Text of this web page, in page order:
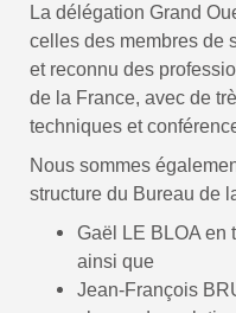
La délégation Grand
celles des membres de
et reconnu des
de la France, avec de
techniques et
Nous sommes
structure du Bureau de
Gaël LE BLOA en
ainsi que
Jean-François